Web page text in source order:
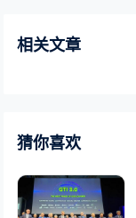
相关文章
猜你喜欢